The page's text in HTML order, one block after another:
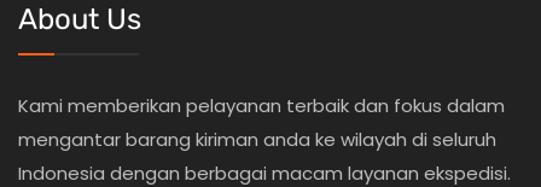
About Us
Kami memberikan pelayanan terbaik dan fokus dalam
mengantar barang kiriman anda ke wilayah di seluruh
Indonesia dengan berbagai macam layanan ekspedisi.